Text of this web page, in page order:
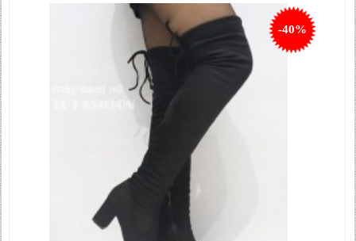
-40%